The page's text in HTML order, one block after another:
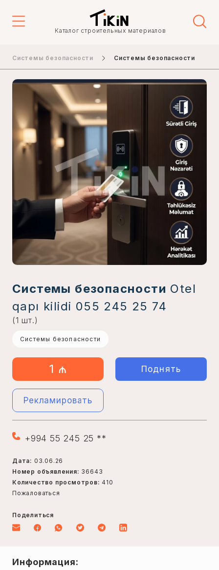
Каталог строительных материалов
Системы безопасности Системы безопасности
Системы безопасности Otel
qapı kilidi 055 245 25 74
(1 шт.)
Системы безопасности
1 ₼ Поднять
Рекламировать
+994 55 245 25 **
Дата: 03.06.26
Номер объявления: 36643
Количество просмотров: 410
Пожаловаться
Поделиться
Информация: